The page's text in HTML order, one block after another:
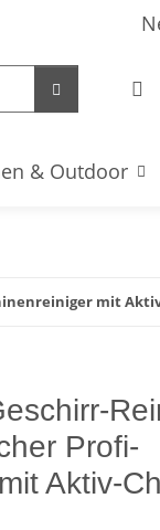
& Outdoor
mit
Profi-
Aktiv-